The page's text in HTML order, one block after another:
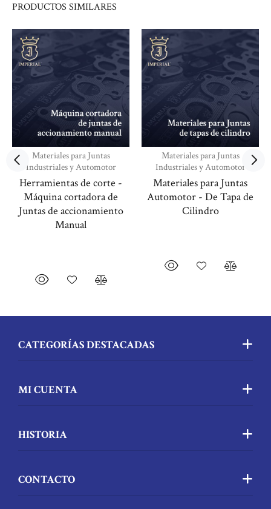
PRODUCTOS SIMILARES
Materiales para Juntas
Industriales y Automotor
Herramientas de corte -
Máquina cortadora de
Juntas de accionamiento
Manual
Materiales para Juntas
Industriales y Automotor
Materiales para Juntas
Automotor - De Tapa de
Cilindro
CATEGORÍAS DESTACADAS
MI CUENTA
HISTORIA
CONTACTO